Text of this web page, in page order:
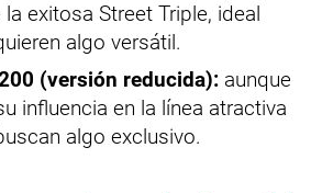
exitosa Street Triple, ideal
algo versátil.
(versión reducida): aunque
influencia en la línea atractiva
algo exclusivo.